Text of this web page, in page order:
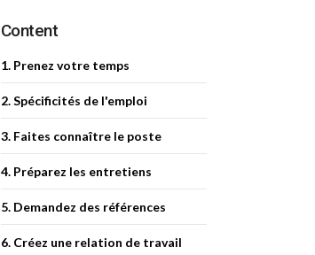
Content
1. Prenez votre temps
2. Spécificités de l'emploi
3. Faites connaître le poste
4. Préparez les entretiens
5. Demandez des références
6. Créez une relation de travail